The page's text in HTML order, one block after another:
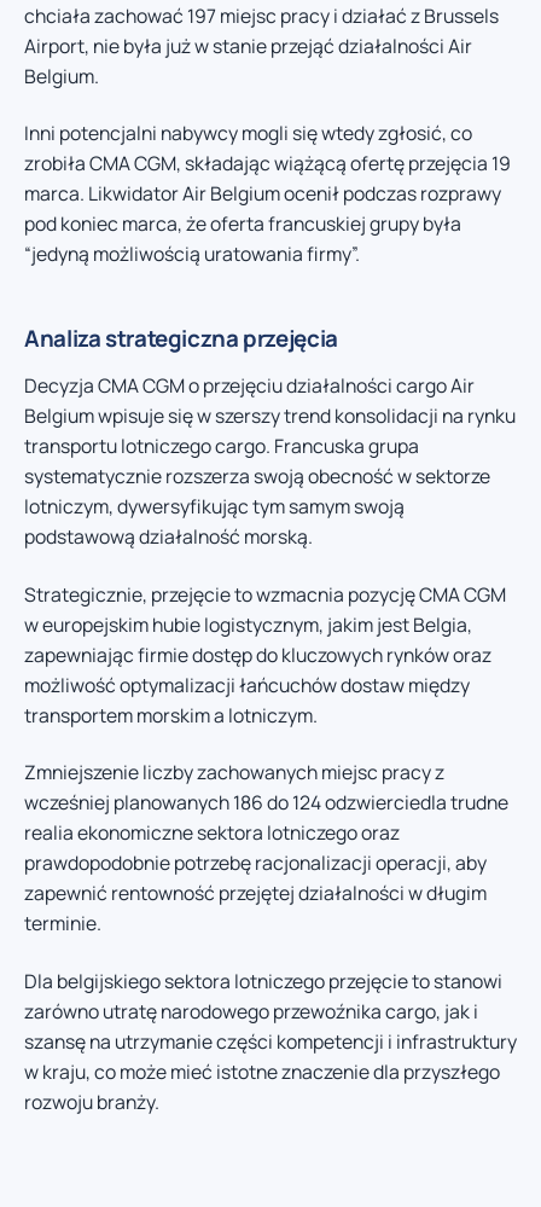
chciała zachować 197 miejsc pracy i działać z Brussels
Airport, nie była już w stanie przejąć działalności Air
Belgium.
Inni potencjalni nabywcy mogli się wtedy zgłosić, co
zrobiła CMA CGM, składając wiążącą ofertę przejęcia 19
marca. Likwidator Air Belgium ocenił podczas rozprawy
pod koniec marca, że oferta francuskiej grupy była
“jedyną możliwością uratowania firmy”.
Analiza strategiczna przejęcia
Decyzja CMA CGM o przejęciu działalności cargo Air
Belgium wpisuje się w szerszy trend konsolidacji na rynku
transportu lotniczego cargo. Francuska grupa
systematycznie rozszerza swoją obecność w sektorze
lotniczym, dywersyfikując tym samym swoją
podstawową działalność morską.
Strategicznie, przejęcie to wzmacnia pozycję CMA CGM
w europejskim hubie logistycznym, jakim jest Belgia,
zapewniając firmie dostęp do kluczowych rynków oraz
możliwość optymalizacji łańcuchów dostaw między
transportem morskim a lotniczym.
Zmniejszenie liczby zachowanych miejsc pracy z
wcześniej planowanych 186 do 124 odzwierciedla trudne
realia ekonomiczne sektora lotniczego oraz
prawdopodobnie potrzebę racjonalizacji operacji, aby
zapewnić rentowność przejętej działalności w długim
terminie.
Dla belgijskiego sektora lotniczego przejęcie to stanowi
zarówno utratę narodowego przewoźnika cargo, jak i
szansę na utrzymanie części kompetencji i infrastruktury
w kraju, co może mieć istotne znaczenie dla przyszłego
rozwoju branży.